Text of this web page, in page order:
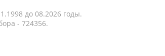
до 08.2026 годы.
- 724356.